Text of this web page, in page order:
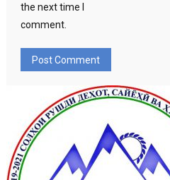
the next time I
comment.